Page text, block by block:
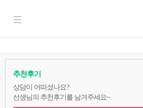
추천후기
상담이 어떠셨나요?
선생님의 추천후기를 남겨주세요~